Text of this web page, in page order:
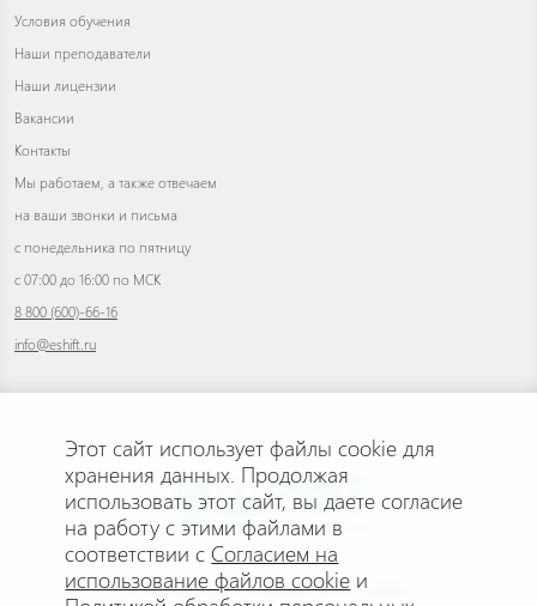
Условия обучения
Наши преподаватели
Наши лицензии
Вакансии
Контакты
Мы работаем, а также отвечаем
на ваши звонки и письма
с понедельника по пятницу
с 07:00 до 16:00 по МСК
8 800 (600)-66-16
info@eshift.ru
© 2026 АНО ДПО «УЧЕБНЫЙ ЦЕНТР «ШИФТ»
Этот сайт использует файлы cookie для
хранения данных. Продолжая
использовать этот сайт, вы даете согласие
на работу с этими файлами в
соответствии с Согласием на
использование файлов cookie и